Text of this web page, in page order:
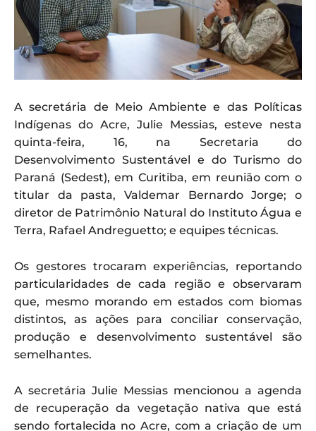
A secretária de Meio Ambiente e das Políticas
Indígenas do Acre, Julie Messias, esteve nesta
quinta-feira, 16, na Secretaria do
Desenvolvimento Sustentável e do Turismo do
Paraná (Sedest), em Curitiba, em reunião com o
titular da pasta, Valdemar Bernardo Jorge; o
diretor de Patrimônio Natural do Instituto Água e
Terra, Rafael Andreguetto; e equipes técnicas.
Os gestores trocaram experiências, reportando
particularidades de cada região e observaram
que, mesmo morando em estados com biomas
distintos, as ações para conciliar conservação,
produção e desenvolvimento sustentável são
semelhantes.
A secretária Julie Messias mencionou a agenda
de recuperação da vegetação nativa que está
sendo fortalecida no Acre, com a criação de um